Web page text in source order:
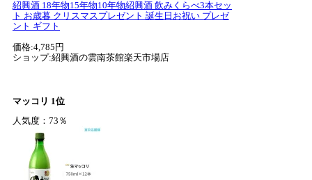
紹興酒 18年物15年物10年物紹興酒 飲みくらべ3本セッ
ト お歳暮 クリスマスプレゼント 誕生日お祝い プレゼ
ント ギフト
価格:4,785円
ショップ:紹興酒の雲南茶館楽天市場店
マッコリ 1位
人気度：73％